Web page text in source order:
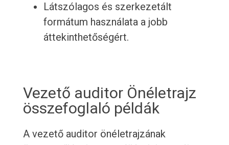
Látszólagos és szerkezetált
formátum használata a jobb
áttekinthetőségért.
Vezető auditor Önéletrajz
összefoglaló példák
A vezető auditor önéletrajzának